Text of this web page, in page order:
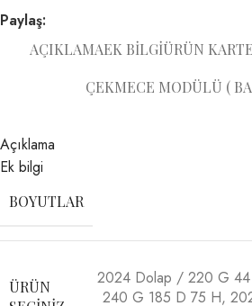
Paylaş:
AÇIKLAMAEK BILGIÜRÜN
ÇEKMECE MODÜLÜ (
Açıklama
Ek bilgi
BOYUTLAR
ÜRÜN
2024 Dolap / 220 G
240 G 185 D 75 H,